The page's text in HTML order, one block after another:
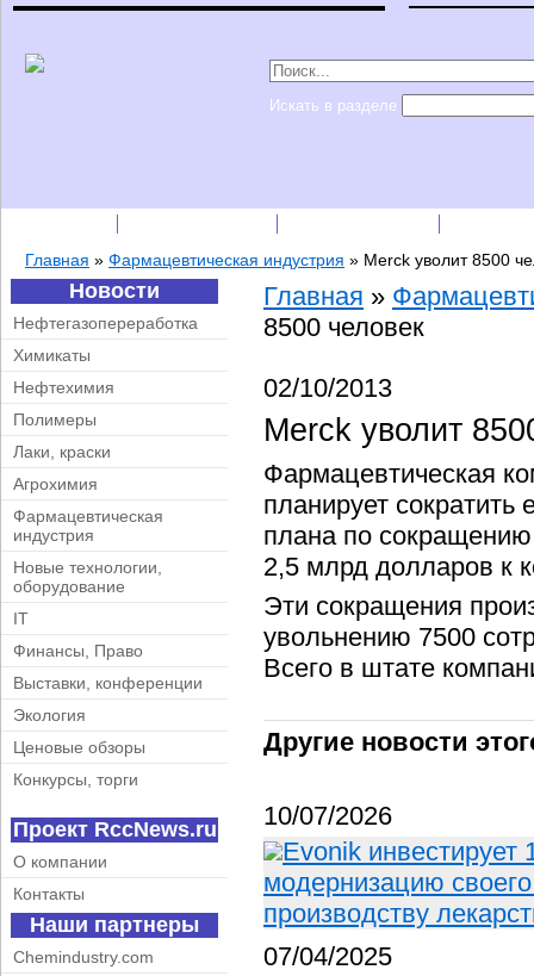
Искать в разделе
Главная » Фармацевтическая индустрия » Merck уволит 8500
Новости
Нефтегазопереработка
Химикаты
Нефтехимия
Полимеры
Лаки, краски
Агрохимия
Фармацевтическая
индустрия
Новые технологии,
оборудование
IT
Финансы, Право
Выставки, конференции
Экология
Ценовые обзоры
Конкурсы, торги
Проект RccNews.ru
О компании
Контакты
Наши партнеры
Chemindustry.com
Главная »
8500 человек
02/10/2013
Merck уволит
Фармацевтическая
планирует
плана по
2,5 млрд долларов к
Эти сокращения
увольнению 7500
Всего в штате
Другие новости
10/07/2026
Evonik
модернизацию
производству
07/04/2025